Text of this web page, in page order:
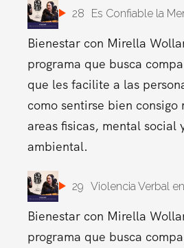
28 Es Confiable la
Bienestar con Mirella
programa que busca
que les facilite a las
como sentirse bien consigo
areas fisicas, mental social
ambiental.
29 Violencia Verbal
Bienestar con Mirella
programa que busca